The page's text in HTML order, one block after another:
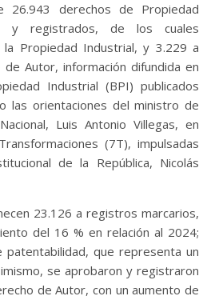
26.943 derechos de Propiedad
y registrados, de los cuales
Propiedad Industrial, y 3.229 a
Autor, información difundida en
Industrial (BPI) publicados
las orientaciones del ministro de
Luis Antonio Villegas, en
(7T), impulsadas
de la República, Nicolás
23.126 a registros marcarios,
del 16 % en relación al 2024;
que representa un
se aprobaron y registraron
de Autor, con un aumento de